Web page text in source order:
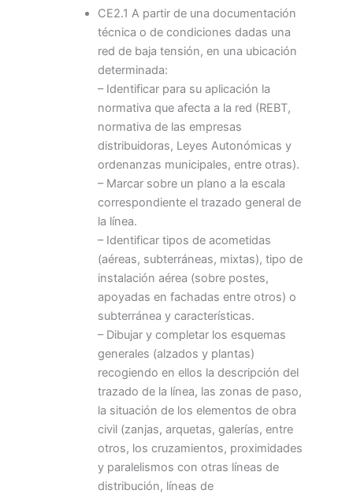
CE2.1 A partir de una documentación
técnica o de condiciones dadas una
red de baja tensión, en una ubicación
determinada:
– Identificar para su aplicación la
normativa que afecta a la red (REBT,
normativa de las empresas
distribuidoras, Leyes Autonómicas y
ordenanzas municipales, entre otras).
– Marcar sobre un plano a la escala
correspondiente el trazado general de
la línea.
– Identificar tipos de acometidas
(aéreas, subterráneas, mixtas), tipo de
instalación aérea (sobre postes,
apoyadas en fachadas entre otros) o
subterránea y características.
– Dibujar y completar los esquemas
generales (alzados y plantas)
recogiendo en ellos la descripción del
trazado de la línea, las zonas de paso,
la situación de los elementos de obra
civil (zanjas, arquetas, galerías, entre
otros, los cruzamientos, proximidades
y paralelismos con otras líneas de
distribución, líneas de